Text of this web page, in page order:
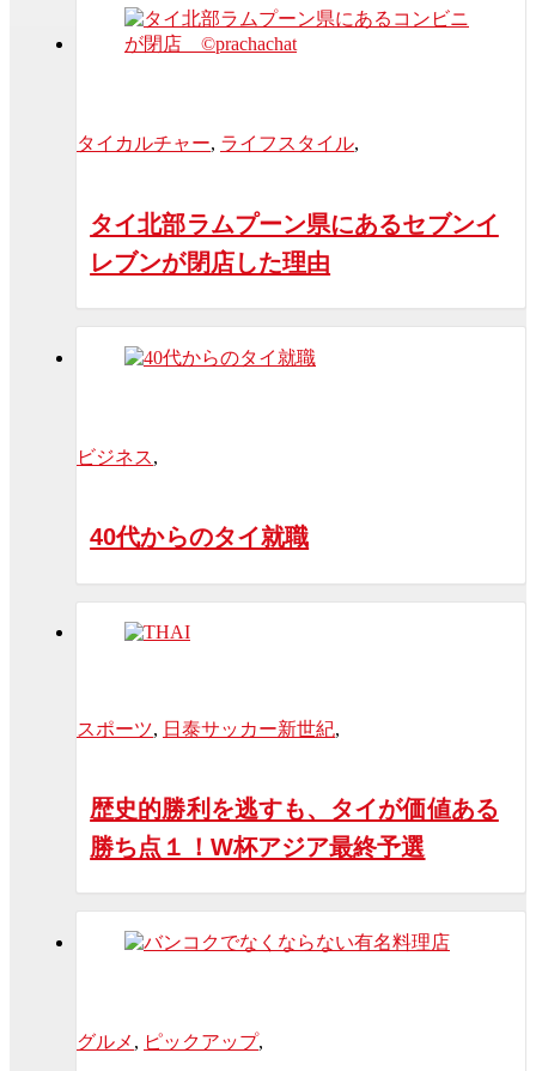
タイカルチャー, ライフスタイル,
タイ北部ラムプーン県にあるセブンイ
レブンが閉店した理由
ビジネス,
40代からのタイ就職
スポーツ, 日泰サッカー新世紀,
歴史的勝利を逃すも、タイが価値ある
勝ち点１！W杯アジア最終予選
グルメ , ピックアップ,